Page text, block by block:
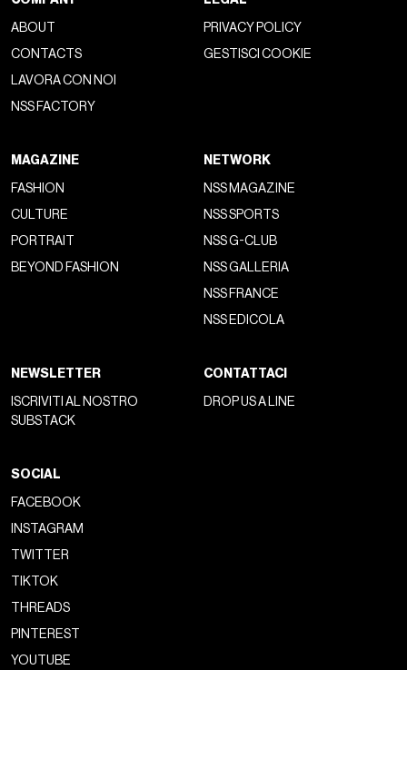
ABOUT
CONTACTS
LAVORA CON NOI
NSS FACTORY
PRIVACY POLICY
GESTISCI COOKIE
MAGAZINE
FASHION
CULTURE
PORTRAIT
BEYOND FASHION
NETWORK
NSS MAGAZINE
NSS SPORTS
NSS G-CLUB
NSS GALLERIA
NSS FRANCE
NSS EDICOLA
NEWSLETTER
ISCRIVITI AL NOSTRO
SUBSTACK
CONTATTACI
DROP US A LINE
SOCIAL
FACEBOOK
INSTAGRAM
TWITTER
TIKTOK
THREADS
PINTEREST
YOUTUBE